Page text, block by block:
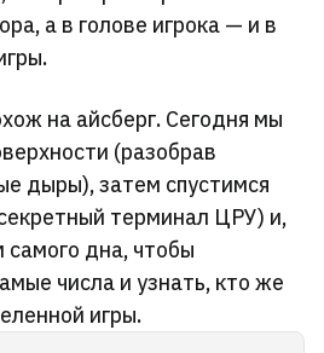
а в голове игрока — и в
на айсберг. Сегодня мы
(разобрав
дыры), затем спустимся
терминал ЦРУ) и,
самого дна, чтобы
числа и узнать, кто же
игры.